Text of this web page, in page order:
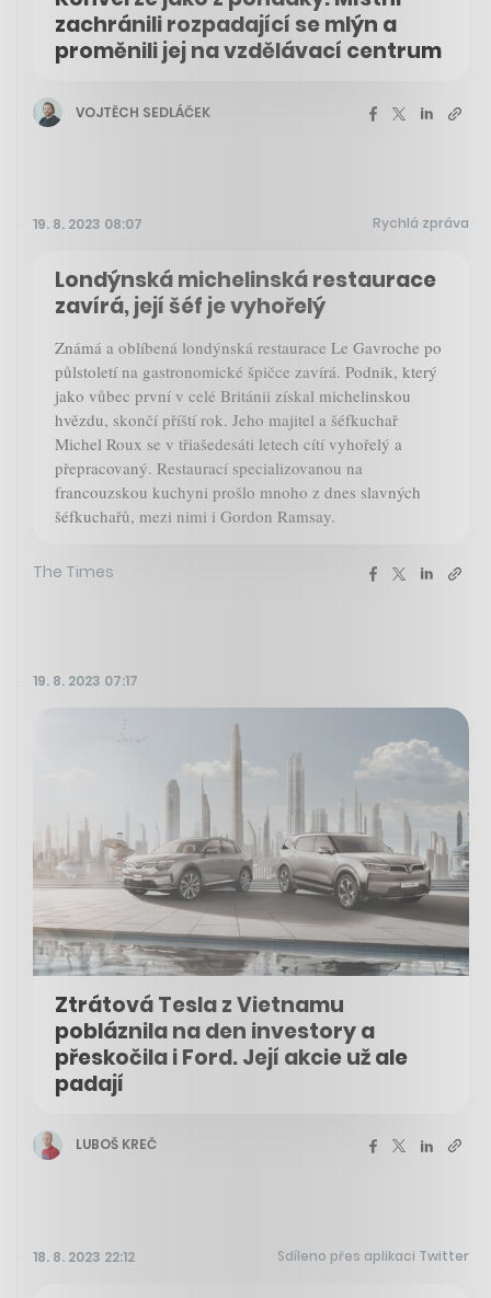
zachránili rozpadající se mlýn a
proměnili jej na vzdělávací centrum
VOJTĚCH SEDLÁČEK
19. 8. 2023 08:07 Rychlá zpráva
Londýnská michelinská restaurace
zavírá, její šéf je vyhořelý
Známá a oblíbená londýnská restaurace Le Gavroche po
půlstoletí na gastronomické špičce zavírá. Podnik, který
jako vůbec první v celé Británii získal michelinskou
hvězdu, skončí příští rok. Jeho majitel a šéfkuchař
Michel Roux se v třiašedesáti letech cítí vyhořelý a
přepracovaný. Restaurací specializovanou na
francouzskou kuchyni prošlo mnoho z dnes slavných
šéfkuchařů, mezi nimi i Gordon Ramsay.
The Times
19. 8. 2023 07:17
Ztrátová Tesla z Vietnamu
pobláznila na den investory a
přeskočila i Ford. Její akcie už ale
padají
LUBOŠ KREČ
18. 8. 2023 22:12 Sdíleno přes aplikaci Twitter